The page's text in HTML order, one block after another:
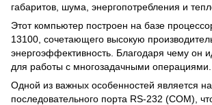
габаритов, шума, энергопотребления и
Этот компьютер построен на базе
13100, сочетающего высокую
энергоэффективность. Благодаря чему он
для работы с многозадачными операциями.
Одной из важных особенностей является
последовательного порта RS-232 (COM),